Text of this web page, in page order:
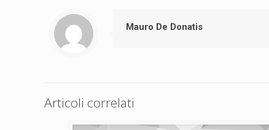
Mauro De Donatis
Articoli correlati